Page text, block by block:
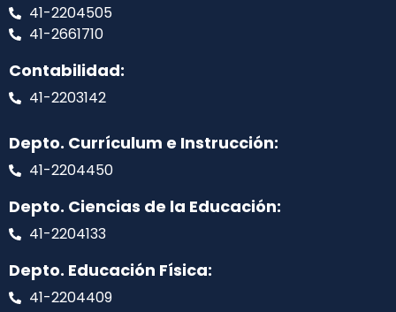
41-2204505
41-2661710
Contabilidad:
41-2203142
Depto. Currículum e Instrucción:
41-2204450
Depto. Ciencias de la Educación:
41-2204133
Depto. Educación Física:
41-2204409